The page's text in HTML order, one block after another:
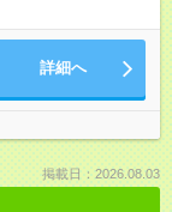
詳細へ
掲載日：2026.08.03